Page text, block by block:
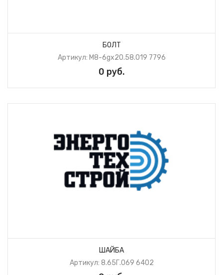
БОЛТ
Артикул: М8-6gх20.58.019 7796
0 руб.
ШАЙБА
Артикул: 8.65Г.069 6402